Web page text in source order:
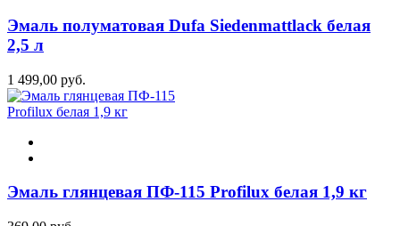
Эмаль полуматовая Dufa Siedenmattlack белая
2,5 л
1 499,00 руб.
Эмаль глянцевая ПФ-115 Profilux белая 1,9 кг